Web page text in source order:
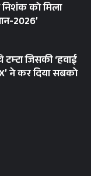
निशंक को मिला
2026’
जिसकी ‘हवाई
ने कर दिया सबको